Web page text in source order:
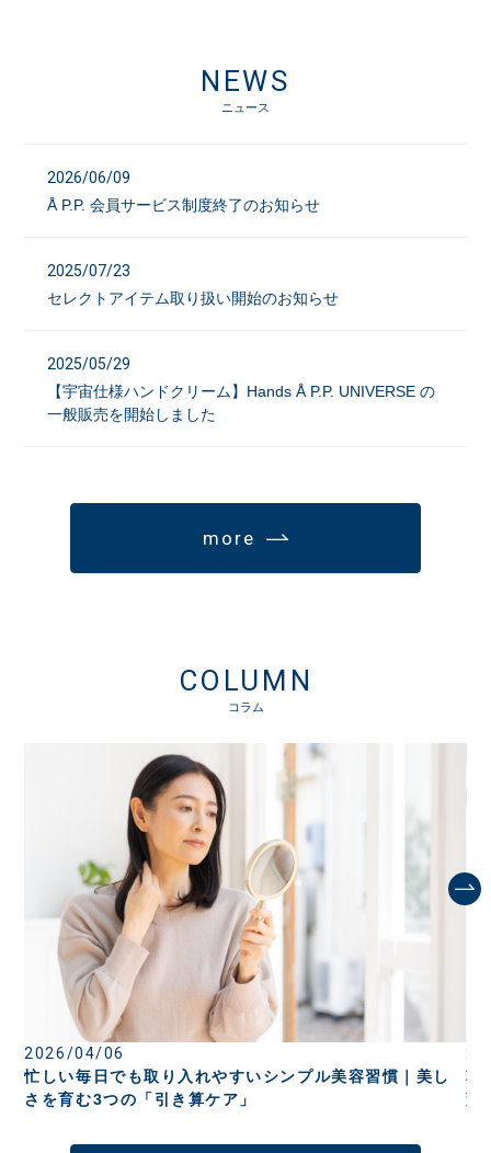
NEWS
ニュース
2026/06/09
Å P.P. 会員サービス制度終了のお知らせ
2025/07/23
セレクトアイテム取り扱い開始のお知らせ
2025/05/29
【宇宙仕様ハンドクリーム】Hands Å P.P. UNIVERSE の
一般販売を開始しました
more
COLUMN
コラム
2026/04/06
忙しい毎日でも取り入れやすいシンプル美容習慣｜美し
さを育む3つの「引き算ケア」
朝
変